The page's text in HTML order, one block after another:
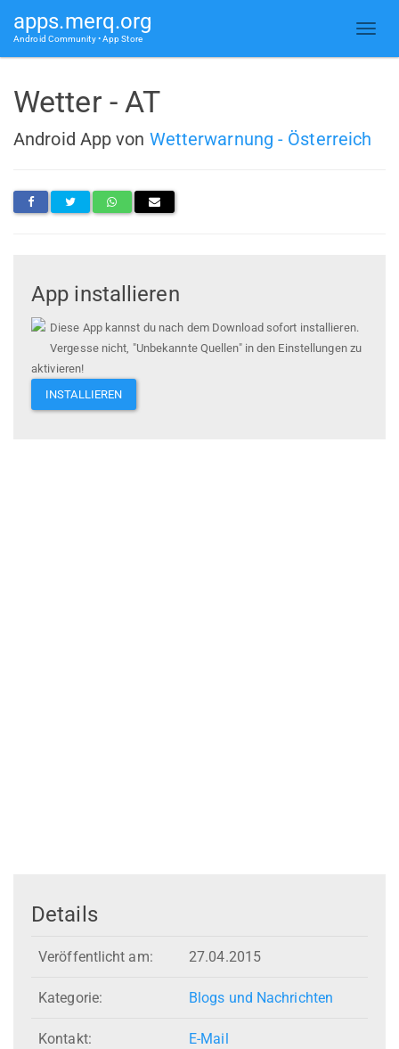
apps.merq.org
Android Community • App Store
Wetter - AT
Android App von Wetterwarnung - Österreich
App installieren
Diese App kannst du nach dem Download sofort installieren.
Vergesse nicht, "Unbekannte Quellen" in den Einstellungen zu
aktivieren!
INSTALLIEREN
Details
Veröffentlicht am: 27.04.2015
Kategorie: Blogs und Nachrichten
Kontakt: E-Mail